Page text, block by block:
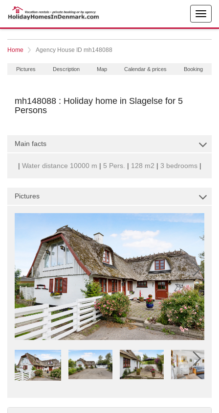
Home Agency House ID mh148088
Pictures Description Map Calendar & prices Booking
mh148088 : Holiday home in Slagelse for 5
Persons
Main facts
| Water distance 10000 m | 5 Pers. | 128 m2 | 3 bedrooms|
Pictures